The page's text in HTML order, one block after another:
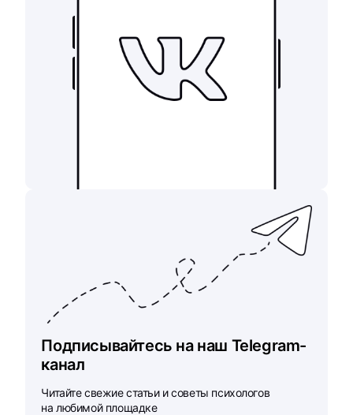
Подписывайтесь на наш Telegram-
канал
Читайте свежие статьи и советы психологов
на любимой площадке